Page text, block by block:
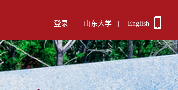
登录 山东大学 English